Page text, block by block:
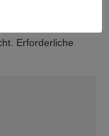
Erforderliche